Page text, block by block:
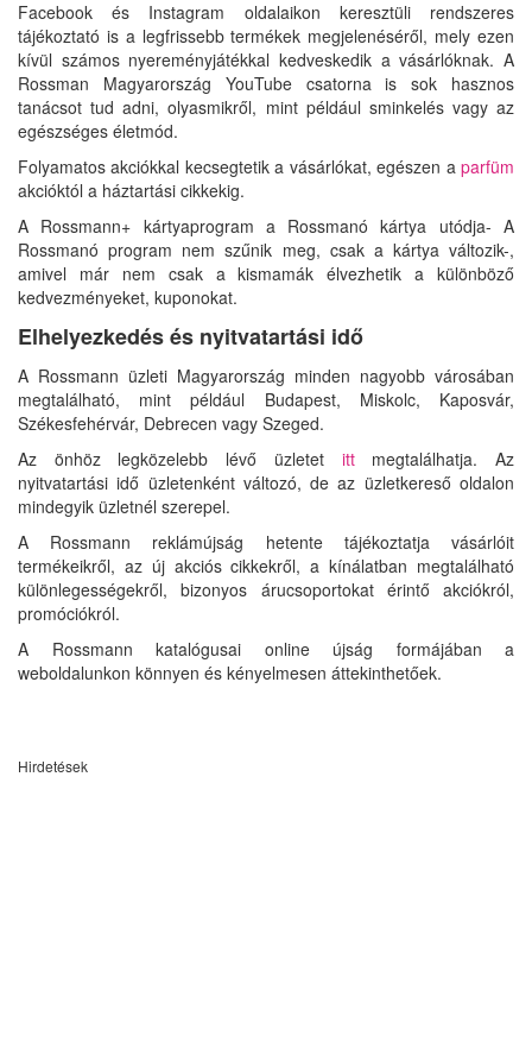
Facebook és Instagram oldalaikon keresztüli rendszeres
tájékoztató is a legfrissebb termékek megjelenéséről, mely ezen
kívül számos nyereményjátékkal kedveskedik a vásárlóknak. A
Rossman Magyarország YouTube csatorna is sok hasznos
tanácsot tud adni, olyasmikről, mint például sminkelés vagy az
egészséges életmód.
Folyamatos akciókkal kecsegtetik a vásárlókat, egészen a parfüm
akcióktól a háztartási cikkekig.
A Rossmann+ kártyaprogram a Rossmanó kártya utódja- A
Rossmanó program nem szűnik meg, csak a kártya változik-,
amivel már nem csak a kismamák élvezhetik a különböző
kedvezményeket, kuponokat.
Elhelyezkedés és nyitvatartási idő
A Rossmann üzleti Magyarország minden nagyobb városában
megtalálható, mint például Budapest, Miskolc, Kaposvár,
Székesfehérvár, Debrecen vagy Szeged.
Az önhöz legközelebb lévő üzletet ittmegtalálhatja. Az
nyitvatartási idő üzletenként változó, de az üzletkereső oldalon
mindegyik üzletnél szerepel.
A Rossmann reklámújság hetente tájékoztatja vásárlóit
termékeikről, az új akciós cikkekről, a kínálatban megtalálható
különlegességekről, bizonyos árucsoportokat érintő akciókról,
promóciókról.
A Rossmann katalógusai online újság formájában a
weboldalunkon könnyen és kényelmesen áttekinthetőek.
Hirdetések